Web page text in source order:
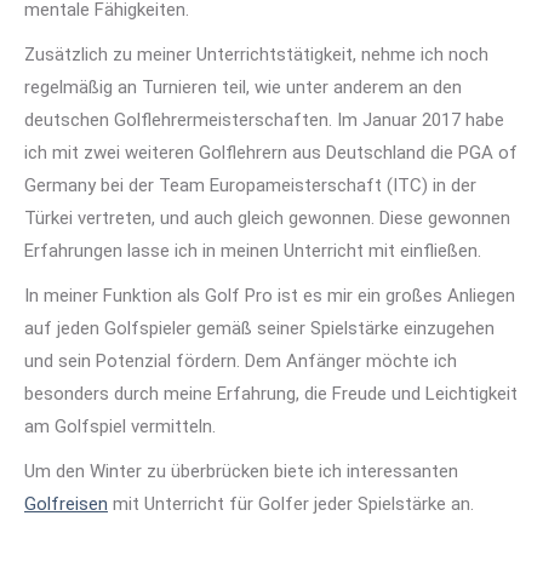
mentale Fähigkeiten.
Zusätzlich zu meiner Unterrichtstätigkeit, nehme ich noch
regelmäßig an Turnieren teil, wie unter anderem an den
deutschen Golflehrermeisterschaften. Im Januar 2017 habe
ich mit zwei weiteren Golflehrern aus Deutschland die PGA of
Germany bei der Team Europameisterschaft (ITC) in der
Türkei vertreten, und auch gleich gewonnen. Diese gewonnen
Erfahrungen lasse ich in meinen Unterricht mit einfließen.
In meiner Funktion als Golf Pro ist es mir ein großes Anliegen
auf jeden Golfspieler gemäß seiner Spielstärke einzugehen
und sein Potenzial fördern. Dem Anfänger möchte ich
besonders durch meine Erfahrung, die Freude und Leichtigkeit
am Golfspiel vermitteln.
Um den Winter zu überbrücken biete ich interessanten
Golfreisen mit Unterricht für Golfer jeder Spielstärke an.